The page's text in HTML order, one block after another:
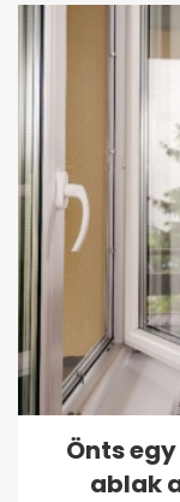
Önts
ablak